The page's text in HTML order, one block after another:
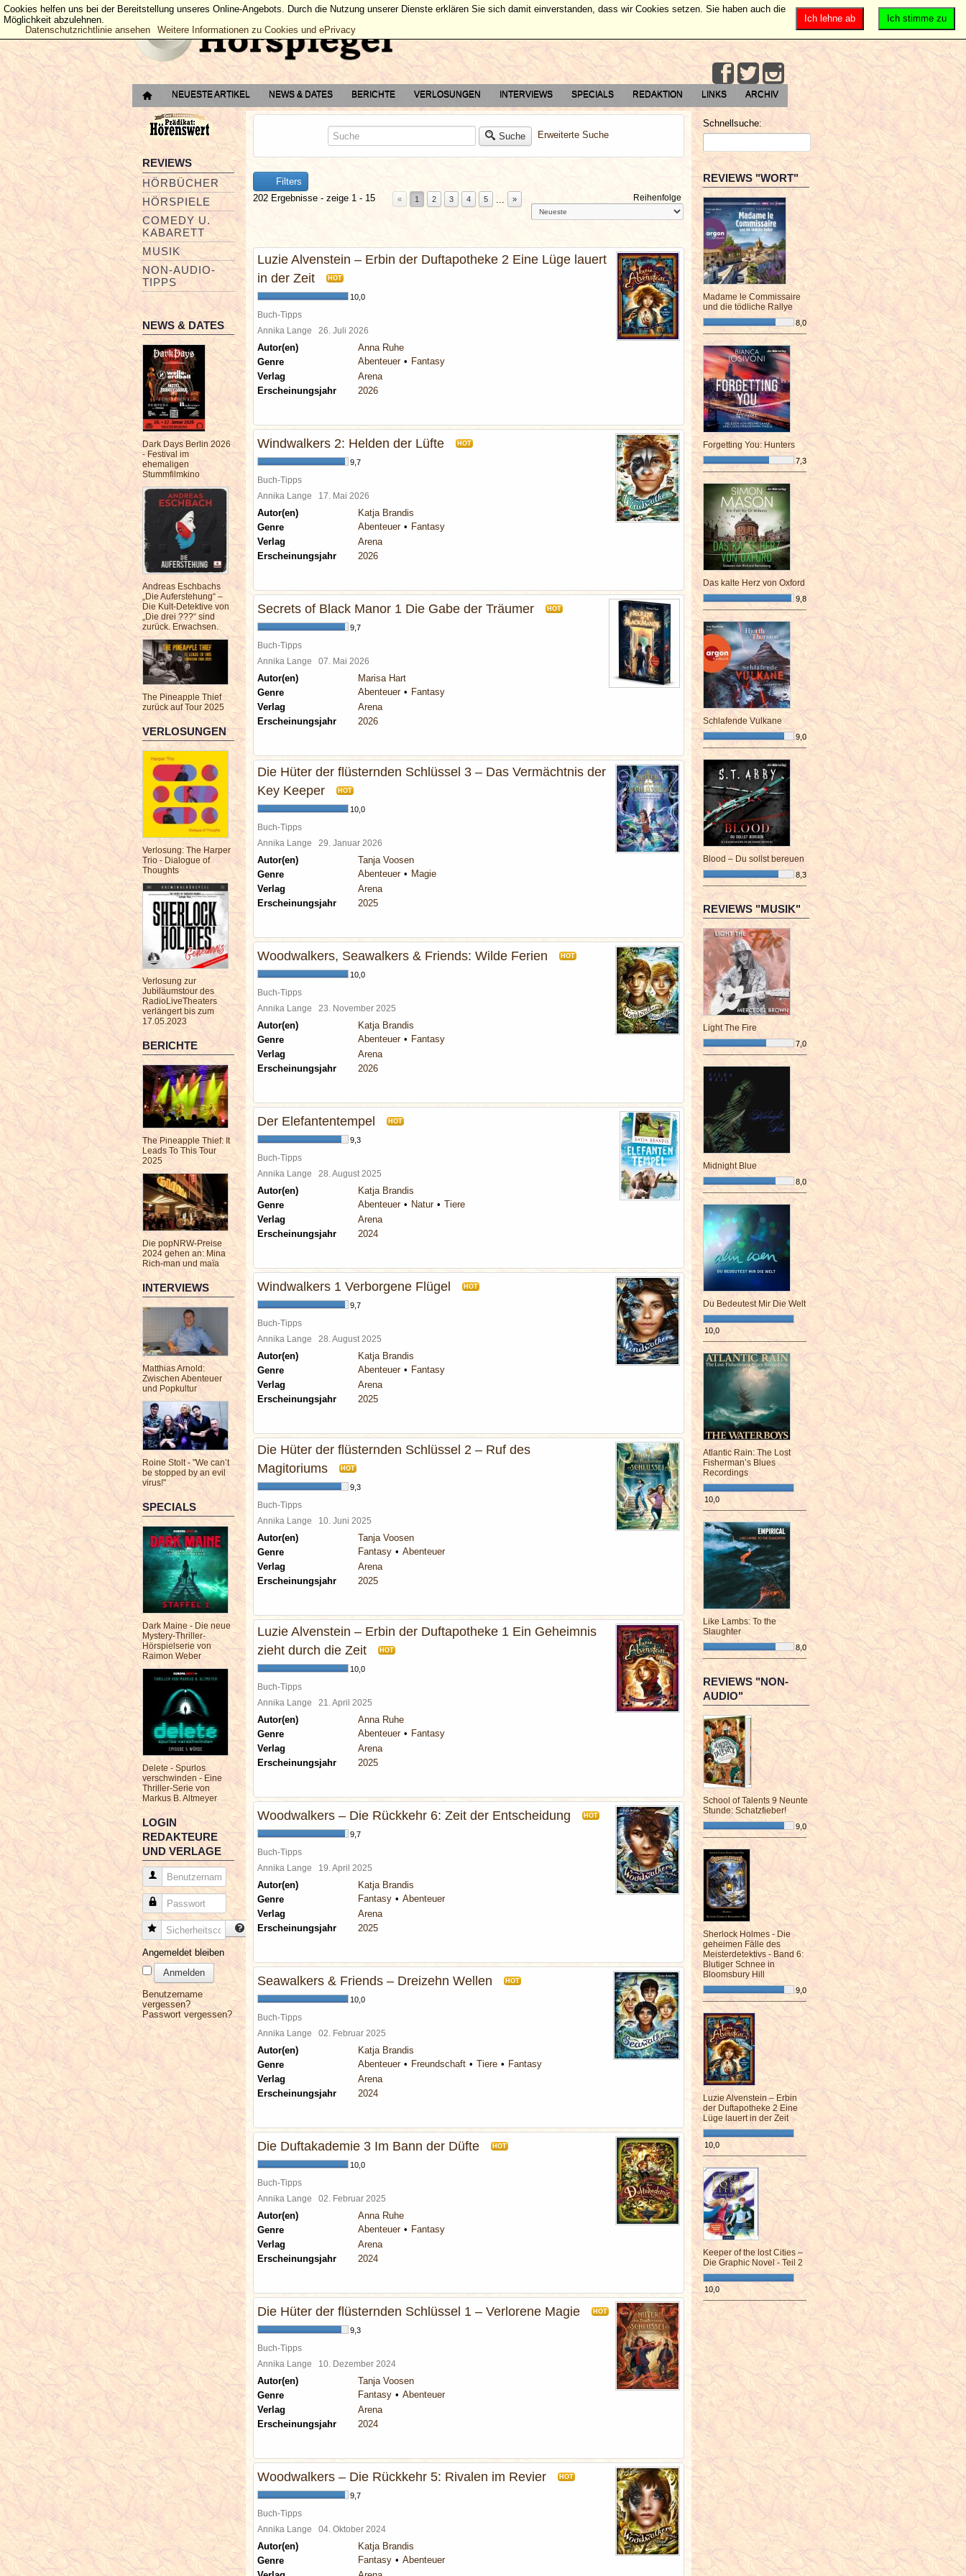
NEUESTE ARTIKEL NEWS & DATES BERICHTE VERLOSUNGEN INTERVIEWS SPECIALS REDAKTION LINKS ARCHIV
REVIEWS
HÖRBÜCHER
HÖRSPIELE
COMEDY U.
KABARETT
MUSIK
NON-AUDIO-
TIPPS
NEWS & DATES
Dark Days Berlin 2026
- Festival im
ehemaligen
Stummfilmkino
Andreas Eschbachs
„Die Auferstehung“ –
Die Kult-Detektive von
„Die drei ???“ sind
zurück. Erwachsen.
The Pineapple Thief
zurück auf Tour 2025
VERLOSUNGEN
Verlosung: The Harper
Trio - Dialogue of
Thoughts
Verlosung zur
Jubiläumstour des
RadioLiveTheaters
verlängert bis zum
17.05.2023
BERICHTE
The Pineapple Thief: It
Leads To This Tour
2025
Die popNRW-Preise
2024 gehen an: Mina
Rich-man und maïa
INTERVIEWS
Matthias Arnold:
Zwischen Abenteuer
und Popkultur
Roine Stolt - "We can’t
be stopped by an evil
virus!"
SPECIALS
Dark Maine - Die neue
Mystery-Thriller-
Hörspielserie von
Raimon Weber
Delete - Spurlos
verschwinden - Eine
Thriller-Serie von
Markus B. Altmeyer
LOGIN
REDAKTEURE
UND VERLAGE
Benutzername
Passwort
Sicherheitscode
Angemeldet bleiben
Anmelden
Benutzername
vergessen?
Passwort vergessen?
Suche Erweiterte Suche
Filters
202 Ergebnisse - zeige 1 - 15
« 1 2 3 4 5 » Reihenfolge
Luzie Alvenstein – Erbin der Duftapotheke 2 Eine Lüge lauert
in der Zeit
HOT
10,0
Buch-Tipps
Annika Lange 26. Juli 2026
Autor(en)
Anna Ruhe
Genre
Abenteuer
Fantasy
Verlag
Arena
Erscheinungsjahr
2026
Windwalkers 2: Helden der Lüfte HOT
9,7
Buch-Tipps
Annika Lange 17. Mai 2026
Autor(en)
Katja Brandis
Genre
Abenteuer
Fantasy
Verlag
Arena
Erscheinungsjahr
2026
Secrets of Black Manor 1 Die Gabe der Träumer HOT
9,7
Buch-Tipps
Annika Lange 07. Mai 2026
Autor(en)
Marisa Hart
Genre
Abenteuer
Fantasy
Verlag
Arena
Erscheinungsjahr
2026
Die Hüter der flüsternden Schlüssel 3 – Das Vermächtnis der
Key Keeper
HOT
10,0
Buch-Tipps
Annika Lange 29. Januar 2026
Autor(en)
Tanja Voosen
Genre
Abenteuer
Magie
Verlag
Arena
Erscheinungsjahr
2025
Woodwalkers, Seawalkers & Friends: Wilde Ferien HOT
10,0
Buch-Tipps
Annika Lange 23. November 2025
Autor(en)
Katja Brandis
Genre
Abenteuer
Fantasy
Verlag
Arena
Erscheinungsjahr
2026
Der Elefantentempel HOT
9,3
Buch-Tipps
Annika Lange 28. August 2025
Autor(en)
Katja Brandis
Genre
Abenteuer Natur
Tiere
Verlag
Arena
Erscheinungsjahr
2024
Windwalkers 1 Verborgene Flügel HOT
9,7
Buch-Tipps
Annika Lange 28. August 2025
Autor(en)
Katja Brandis
Genre
Abenteuer
Fantasy
Verlag
Arena
Erscheinungsjahr
2025
Die Hüter der flüsternden Schlüssel 2 – Ruf des
Magitoriums
HOT
9,3
Buch-Tipps
Annika Lange 10. Juni 2025
Autor(en)
Tanja Voosen
Genre
Fantasy
Abenteuer
Verlag
Arena
Erscheinungsjahr
2025
Luzie Alvenstein – Erbin der Duftapotheke 1 Ein Geheimnis
zieht durch die Zeit
HOT
10,0
Buch-Tipps
Annika Lange 21. April 2025
Autor(en)
Anna Ruhe
Genre
Abenteuer
Fantasy
Verlag
Arena
Erscheinungsjahr
2025
Woodwalkers – Die Rückkehr 6: Zeit der Entscheidung HOT
9,7
Buch-Tipps
Annika Lange 19. April 2025
Autor(en)
Katja Brandis
Genre
Fantasy
Abenteuer
Verlag
Arena
Erscheinungsjahr
2025
Seawalkers & Friends – Dreizehn Wellen HOT
10,0
Buch-Tipps
Annika Lange 02. Februar 2025
Autor(en)
Katja Brandis
Genre
Abenteuer Freundschaft Tiere
Fantasy
Verlag
Arena
Erscheinungsjahr
2024
Die Duftakademie 3 Im Bann der Düfte HOT
10,0
Buch-Tipps
Annika Lange 02. Februar 2025
Autor(en)
Anna Ruhe
Genre
Abenteuer
Fantasy
Verlag
Arena
Erscheinungsjahr
2024
Die Hüter der flüsternden Schlüssel 1 – Verlorene Magie HOT
9,3
Buch-Tipps
Annika Lange 10. Dezember 2024
Autor(en)
Tanja Voosen
Genre
Fantasy
Abenteuer
Verlag
Arena
Erscheinungsjahr
2024
Woodwalkers – Die Rückkehr 5: Rivalen im Revier HOT
9,7
Buch-Tipps
Annika Lange 04. Oktober 2024
Autor(en)
Katja Brandis
Genre
Fantasy
Abenteuer
Schnellsuche:
REVIEWS "WORT"
Madame le Commissaire
und die tödliche Rallye
8,0
¯¯¯¯¯¯¯¯¯¯¯¯¯¯¯¯¯¯¯¯¯¯¯¯
Forgetting You: Hunters
7,3
¯¯¯¯¯¯¯¯¯¯¯¯¯¯¯¯¯¯¯¯¯¯¯¯
Das kalte Herz von Oxford
9,8
¯¯¯¯¯¯¯¯¯¯¯¯¯¯¯¯¯¯¯¯¯¯¯¯
Schlafende Vulkane
9,0
¯¯¯¯¯¯¯¯¯¯¯¯¯¯¯¯¯¯¯¯¯¯¯¯
Blood – Du sollst bereuen
8,3
¯¯¯¯¯¯¯¯¯¯¯¯¯¯¯¯¯¯¯¯¯¯¯¯
REVIEWS "MUSIK"
Light The Fire
7,0
¯¯¯¯¯¯¯¯¯¯¯¯¯¯¯¯¯¯¯¯¯¯¯¯
Midnight Blue
8,0
¯¯¯¯¯¯¯¯¯¯¯¯¯¯¯¯¯¯¯¯¯¯¯¯
Du Bedeutest Mir Die Welt
10,0
¯¯¯¯¯¯¯¯¯¯¯¯¯¯¯¯¯¯¯¯¯¯¯¯
Atlantic Rain: The Lost
Fisherman’s Blues
Recordings
10,0
¯¯¯¯¯¯¯¯¯¯¯¯¯¯¯¯¯¯¯¯¯¯¯¯
Like Lambs: To the
Slaughter
8,0
¯¯¯¯¯¯¯¯¯¯¯¯¯¯¯¯¯¯¯¯¯¯¯¯
REVIEWS "NON-
AUDIO"
School of Talents 9 Neunte
Stunde: Schatzfieber!
9,0
¯¯¯¯¯¯¯¯¯¯¯¯¯¯¯¯¯¯¯¯¯¯¯¯
Sherlock Holmes - Die
geheimen Fälle des
Meisterdetektivs - Band 6:
Blutiger Schnee in
Bloomsbury Hill
9,0
¯¯¯¯¯¯¯¯¯¯¯¯¯¯¯¯¯¯¯¯¯¯¯¯
Luzie Alvenstein – Erbin
der Duftapotheke 2 Eine
Lüge lauert in der Zeit
10,0
¯¯¯¯¯¯¯¯¯¯¯¯¯¯¯¯¯¯¯¯¯¯¯¯
Keeper of the lost Cities –
Die Graphic Novel - Teil 2
10,0
¯¯¯¯¯¯¯¯¯¯¯¯¯¯¯¯¯¯¯¯¯¯¯¯
Ich stimme zu
Ich lehne ab
Cookies helfen uns bei der Bereitstellung unseres Online-Angebots. Durch die Nutzung unserer Dienste erklären Sie sich damit einverstanden, dass wir Cookies setzen. Sie haben auch die
Möglichkeit abzulehnen.
Datenschutzrichtlinie ansehen
Weitere Informationen zu Cookies und ePrivacy